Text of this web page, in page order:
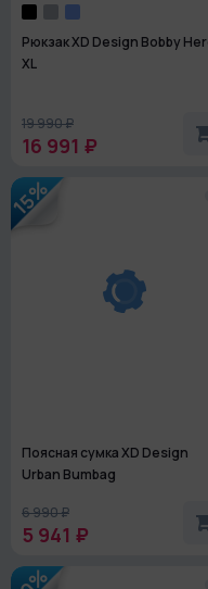
Рюкзак XD Design Bobby
XL
19 990 ₽
16 991 ₽
15%
Поясная сумка XD Design
Urban Bumbag
6 990 ₽
5 941 ₽